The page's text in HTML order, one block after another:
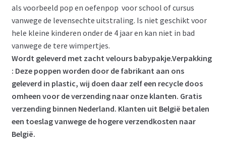
als voorbeeld pop en oefenpop voor school of cursus
vanwege de levensechte uitstraling. Is niet geschikt voor
hele kleine kinderen onder de 4 jaar en kan niet in bad
vanwege de tere wimpertjes.
Wordt geleverd met zacht velours babypakje.Verpakking
: Deze poppen worden door de fabrikant aan ons
geleverd in plastic, wij doen daar zelf een recycle doos
omheen voor de verzending naar onze klanten. Gratis
verzending binnen Nederland. Klanten uit België betalen
een toeslag vanwege de hogere verzendkosten naar
België.